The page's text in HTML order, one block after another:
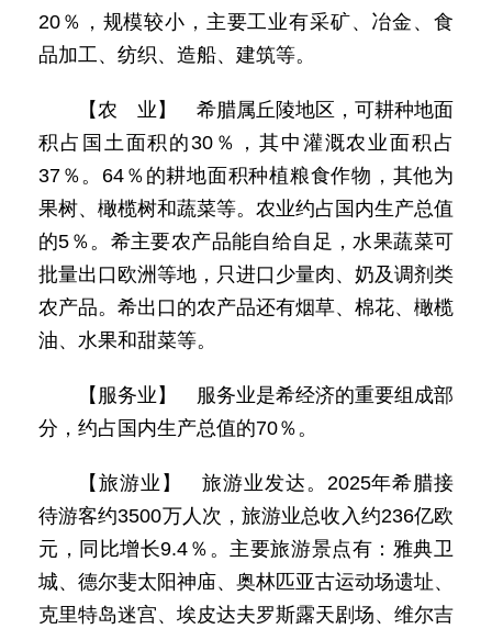
20％，规模较小，主要工业有采矿、冶金、食
品加工、纺织、造船、建筑等。
【农 业】 希腊属丘陵地区，可耕种地面
积占国土面积的30％，其中灌溉农业面积占
37％。64％的耕地面积种植粮食作物，其他为
果树、橄榄树和蔬菜等。农业约占国内生产总值
的5％。希主要农产品能自给自足，水果蔬菜可
批量出口欧洲等地，只进口少量肉、奶及调剂类
农产品。希出口的农产品还有烟草、棉花、橄榄
油、水果和甜菜等。
【服务业】 服务业是希经济的重要组成部
分，约占国内生产总值的70％。
【旅游业】 旅游业发达。2025年希腊接
待游客约3500万人次，旅游业总收入约236亿欧
元，同比增长9.4％。主要旅游景点有：雅典卫
城、德尔斐太阳神庙、奥林匹亚古运动场遗址、
克里特岛迷宫、埃皮达夫罗斯露天剧场、维尔吉